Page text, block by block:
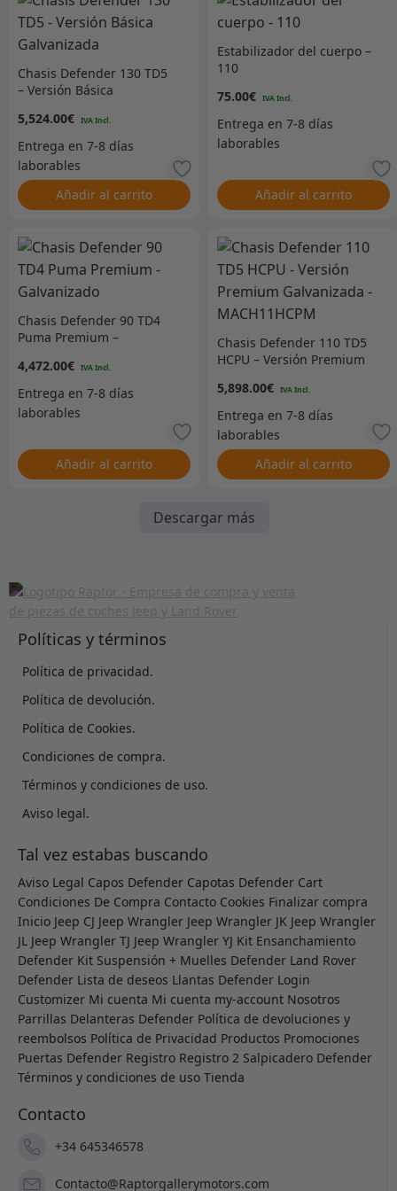
Chasis Defender 130 TD5
– Versión Básica
5,524.00€
Añadir al carrito
Estabilizador del cuerpo –
110
75.00€
Añadir al carrito
Chasis Defender 90 TD4
Puma Premium –
4,472.00€
Añadir al carrito
Chasis Defender 110 TD5
HCPU – Versión Premium
MACH11HCPM
5,898.00€
Añadir al carrito
Descargar más
Políticas y términos
Política de privacidad.
Política de devolución.
Política de Cookies.
Condiciones de compra.
Términos y condiciones de uso.
Aviso legal.
Tal vez estabas buscando
Aviso Legal Capos Defender Capotas Defender Cart
Condiciones De Compra Contacto Cookies Finalizar compra
Inicio Jeep CJ Jeep Wrangler Jeep Wrangler JK Jeep Wrangler
JL Jeep Wrangler TJ Jeep Wrangler YJ Kit Ensanchamiento
Defender Kit Suspensión + Muelles Defender Land Rover
Defender Lista de deseos Llantas Defender Login
Customizer Mi cuenta Mi cuenta my-account Nosotros
Parrillas Delanteras Defender Política de devoluciones y
reembolsos Política de Privacidad Productos Promociones
Puertas Defender Registro Registro 2 Salpicadero Defender
Términos y condiciones de uso Tienda
Contacto
+34 645346578
Contacto@Raptorgallerymotors.com